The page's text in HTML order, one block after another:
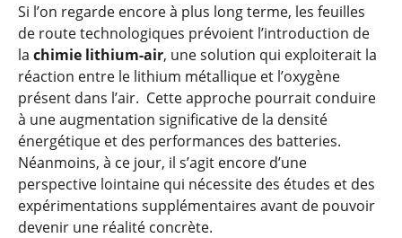
Si l’on regarde encore à plus long terme, les feuilles
de route technologiques prévoient l’introduction de
la chimie lithium-air, une solution qui exploiterait la
réaction entre le lithium métallique et l’oxygène
présent dans l’air. Cette approche pourrait conduire
à une augmentation significative de la densité
énergétique et des performances des batteries.
Néanmoins, à ce jour, il s’agit encore d’une
perspective lointaine qui nécessite des études et des
expérimentations supplémentaires avant de pouvoir
devenir une réalité concrète.